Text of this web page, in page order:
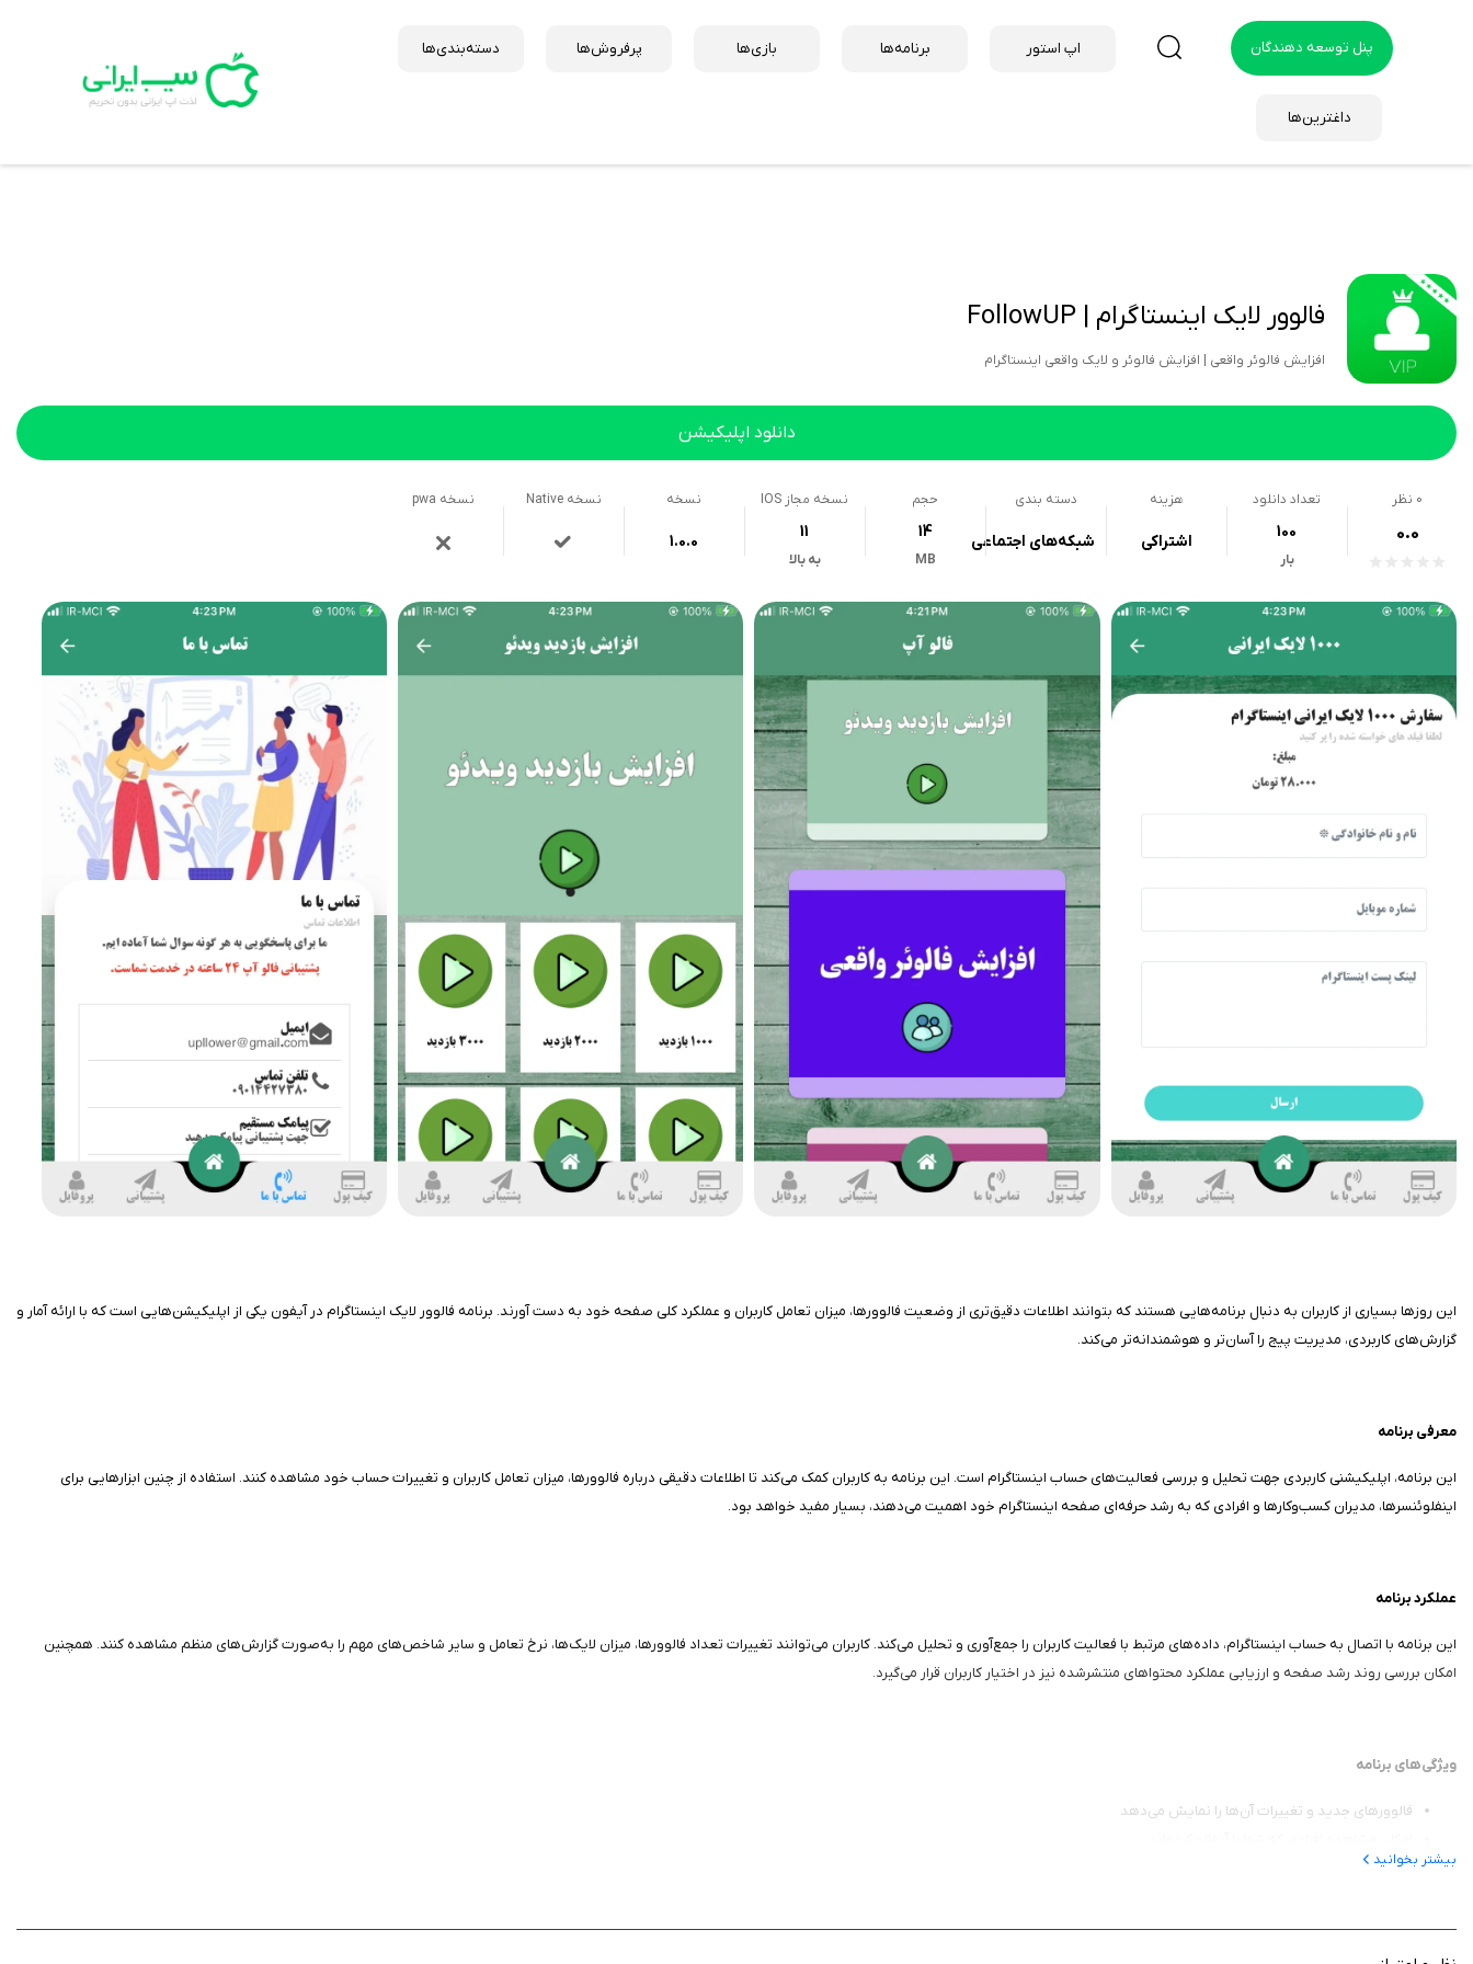
پنل توسعه دهندگان اپ استور برنامه‌ها بازی‌ها پرفروش‌ها دسته‌بندی‌ها
داغترین‌ها
فالوور لایک اینستاگرام | FollowUP
افزایش فالوئر واقعی | افزایش فالوئر و لایک واقعی اینستاگرام
دانلود اپلیکیشن
0 نظر
0.0
تعداد دانلود
100
بار
هزینه
اشتراکی
دسته بندی
شبکه‌های اجتماعی
حجم
14
MB
نسخه مجاز IOS
11
به بالا
نسخه
1.0.0
نسخه Native نسخه pwa
این روزها بسیاری از کاربران به دنبال برنامه‌هایی هستند که بتوانند اطلاعات دقیق‌تری از وضعیت فالوورها، میزان تعامل کاربران و عملکرد کلی صفحه خود به دست آورند. برنامه فالوور لایک اینستاگرام در آیفون یکی از اپلیکیشن‌هایی است که با ارائه آمار و
گزارش‌های کاربردی، مدیریت پیج را آسان‌تر و هوشمندانه‌تر می‌کند.
معرفی برنامه
این برنامه، اپلیکیشنی کاربردی جهت تحلیل و بررسی فعالیت‌های حساب اینستاگرام است. این برنامه به کاربران کمک می‌کند تا اطلاعات دقیقی درباره فالوورها، میزان تعامل کاربران و تغییرات حساب خود مشاهده کنند. استفاده از چنین ابزارهایی برای
اینفلوئنسرها، مدیران کسب‌وکارها و افرادی که به رشد حرفه‌ای صفحه اینستاگرام خود اهمیت می‌دهند، بسیار مفید خواهد بود.
عملکرد برنامه
این برنامه با اتصال به حساب اینستاگرام، داده‌های مرتبط با فعالیت کاربران را جمع‌آوری و تحلیل می‌کند. کاربران می‌توانند تغییرات تعداد فالوورها، میزان لایک‌ها، نرخ تعامل و سایر شاخص‌های مهم را به‌صورت گزارش‌های منظم مشاهده کنند. همچنین
امکان بررسی روند رشد صفحه و ارزیابی عملکرد محتواهای منتشرشده نیز در اختیار کاربران قرار می‌گیرد.
ویژگی‌های برنامه
فالوورهای جدید و تغییرات آن‌ها را نمایش می‌دهد
ارائه گزارش دقیق از میزان لایک و تعامل پست‌ها
رابط کاربری ساده و مناسب برای کاربران آیفون
بیشتر بخوانید